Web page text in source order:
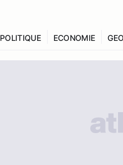
POLITIQUE ECONOMIE